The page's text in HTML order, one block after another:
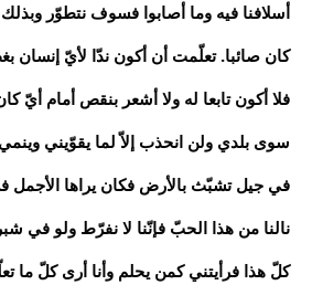
أسلافنا فيه وما أصابوا فسوف نتطوّر
كان صائبا. تعلّمت أن أكون ندّا لأيّ إنسان
فلا أكون تابعا له ولا أشعر بنقص أمام أيّ
سوى بلدي ولن انحذب إلاّ لما يقوّيني
في جيل تشبّث بالأرض فكان يراها الأجمل
نالنا من هذا الحبّ فإنّنا لا نفرّط ولو في
كلّ هذا فرأيتني كمن يحلم وأنا أرى كلّ ما